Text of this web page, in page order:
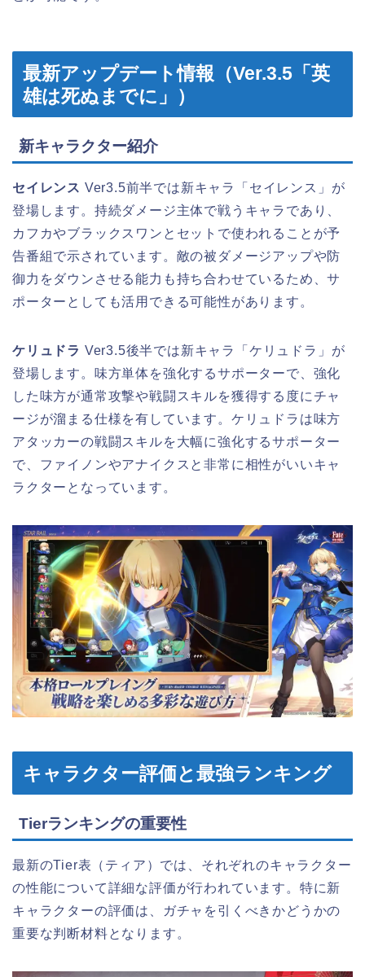
最新アップデート情報（Ver.3.5「英
雄は死ぬまでに」）
新キャラクター紹介
セイレンス Ver3.5前半では新キャラ「セイレンス」が
登場します。持続ダメージ主体で戦うキャラであり、
カフカやブラックスワンとセットで使われることが予
告番組で示されています。敵の被ダメージアップや防
御力をダウンさせる能力も持ち合わせているため、サ
ポーターとしても活用できる可能性があります。
ケリュドラ Ver3.5後半では新キャラ「ケリュドラ」が
登場します。味方単体を強化するサポーターで、強化
した味方が通常攻撃や戦闘スキルを獲得する度にチャ
ージが溜まる仕様を有しています。ケリュドラは味方
アタッカーの戦闘スキルを大幅に強化するサポーター
で、ファイノンやアナイクスと非常に相性がいいキャ
ラクターとなっています。
キャラクター評価と最強ランキング
Tierランキングの重要性
最新のTier表（ティア）では、それぞれのキャラクター
の性能について詳細な評価が行われています。特に新
キャラクターの評価は、ガチャを引くべきかどうかの
重要な判断材料となります。